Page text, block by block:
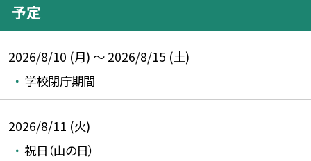
予定
2026/8/10 (月) ～ 2026/8/15 (土)
学校閉庁期間
2026/8/11 (火)
祝日（山の日）